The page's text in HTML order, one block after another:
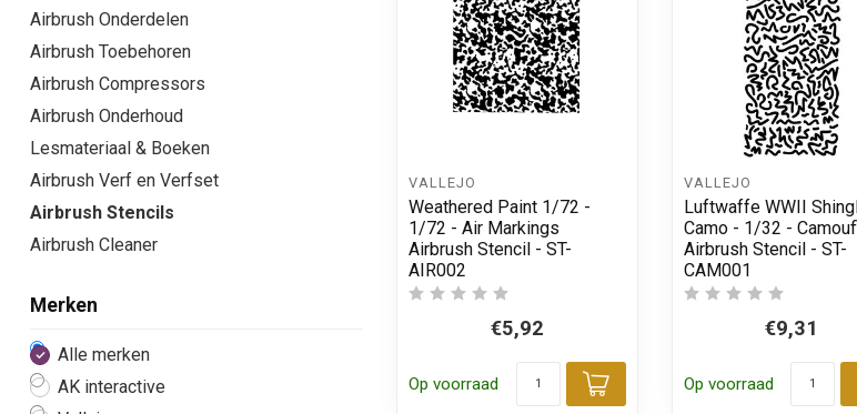
Airbrush Onderdelen
Airbrush Toebehoren
Airbrush Compressors
Airbrush Onderhoud
Lesmateriaal & Boeken
Airbrush Verf en Verfset
Airbrush Stencils
Airbrush Cleaner
Merken
Alle merken
AK interactive
VALLEJO
Weathered Paint 1/72 -
1/72 - Air Markings
Airbrush Stencil - ST-
AIR002
€5,92
Op voorraad
Toevoegen aan
VALLEJO
Luftwaffe WWII
Camo - 1/32 -
Airbrush Stencil - ST-
CAM001
€9,31
Op voorraad